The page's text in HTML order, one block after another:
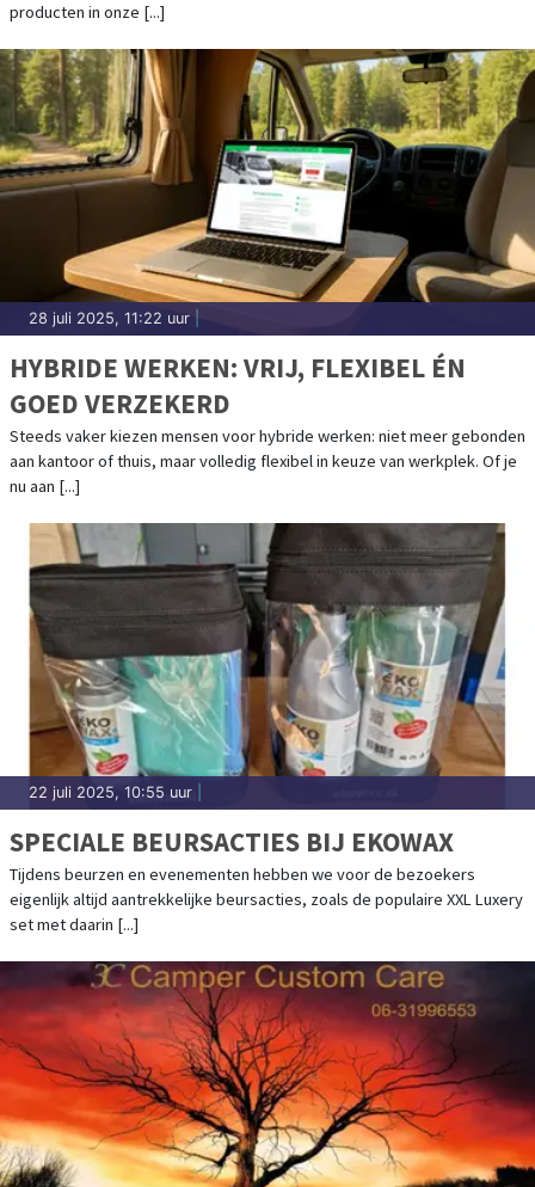
producten in onze [...]
28 juli 2025, 11:22 uur
HYBRIDE WERKEN: VRIJ, FLEXIBEL ÉN
GOED VERZEKERD
Steeds vaker kiezen mensen voor hybride werken: niet meer gebonden
aan kantoor of thuis, maar volledig flexibel in keuze van werkplek. Of je
nu aan [...]
22 juli 2025, 10:55 uur
SPECIALE BEURSACTIES BIJ EKOWAX
Tijdens beurzen en evenementen hebben we voor de bezoekers
eigenlijk altijd aantrekkelijke beursacties, zoals de populaire XXL Luxery
set met daarin [...]